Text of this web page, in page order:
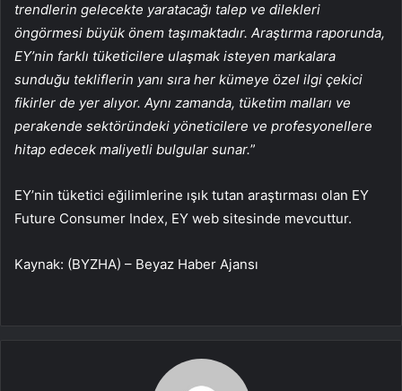
trendlerin gelecekte yaratacağı talep ve dilekleri
öngörmesi büyük önem taşımaktadır. Araştırma raporunda,
EY’nin farklı tüketicilere ulaşmak isteyen markalara
sunduğu tekliflerin yanı sıra her kümeye özel ilgi çekici
fikirler de yer alıyor. Aynı zamanda, tüketim malları ve
perakende sektöründeki yöneticilere ve profesyonellere
hitap edecek maliyetli bulgular sunar.”
EY’nin tüketici eğilimlerine ışık tutan araştırması olan EY
Future Consumer Index, EY web sitesinde mevcuttur.
Kaynak: (BYZHA) – Beyaz Haber Ajansı